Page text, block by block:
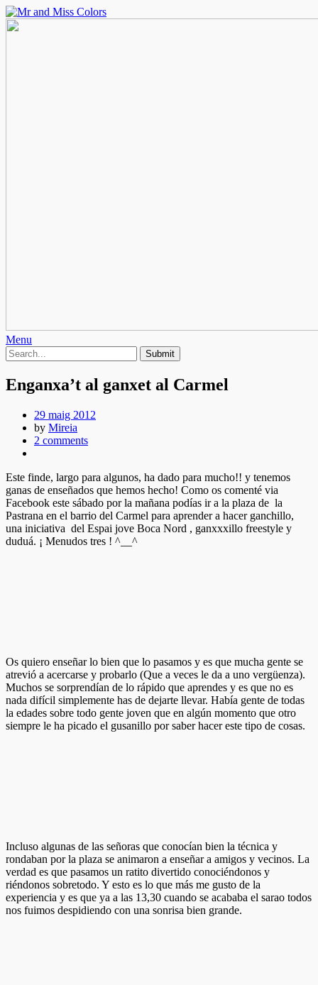
Menu
Enganxa’t al ganxet al Carmel
29 maig 2012
by Mireia
2 comments
Este finde, largo para algunos, ha dado para mucho!! y tenemos
ganas de enseñados que hemos hecho! Como os comenté via
Facebook este sábado por la mañana podías ir a la plaza de la
Pastrana en el barrio del Carmel para aprender a hacer ganchillo,
una iniciativa del Espai jove Boca Nord , ganxxxillo freestyle y
duduá. ¡ Menudos tres ! ^__^
Os quiero enseñar lo bien que lo pasamos y es que mucha gente se
atrevió a acercarse y probarlo (Que a veces le da a uno vergüenza).
Muchos se sorprendían de lo rápido que aprendes y es que no es
nada difícil simplemente has de dejarte llevar. Había gente de todas
la edades sobre todo gente joven que en algún momento que otro
siempre le ha picado el gusanillo por saber hacer este tipo de cosas.
Incluso algunas de las señoras que conocían bien la técnica y
rondaban por la plaza se animaron a enseñar a amigos y vecinos. La
verdad es que pasamos un ratito divertido conociéndonos y
riéndonos sobretodo. Y esto es lo que más me gusto de la
experiencia y es que ya a las 13,30 cuando se acababa el sarao todos
nos fuimos despidiendo con una sonrisa bien grande.